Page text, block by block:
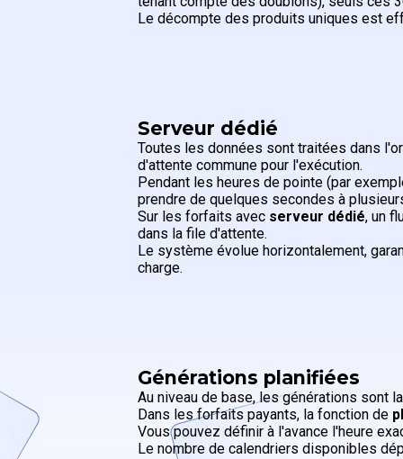
Le décompte des produits uniques est
Serveur dédié
Toutes les données sont traitées dans
d'attente commune pour l'exécution.
Pendant les heures de pointe (par
prendre de quelques secondes à
Sur les forfaits avec serveur dédié, un
dans la file d'attente.
Le système évolue horizontalement,
charge.
Générations planifiées
Au niveau de base, les générations sont
Dans les forfaits payants, la fonction de
Vous pouvez définir à l'avance l'heure
Le nombre de calendriers disponibles